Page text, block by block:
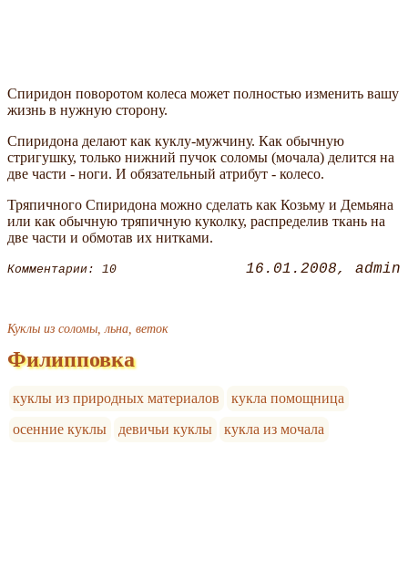
Спиридон поворотом колеса может полностью изменить вашу
жизнь в нужную сторону.
Спиридона делают как куклу-мужчину. Как обычную
стригушку, только нижний пучок соломы (мочала) делится на
две части - ноги. И обязательный атрибут - колесо.
Тряпичного Спиридона можно сделать как Козьму и Демьяна
или как обычную тряпичную куколку, распределив ткань на
две части и обмотав их нитками.
Комментарии: 10 16.01.2008 admin
Куклы из соломы, льна, веток
Филипповка
куклы из природных материалов
кукла помощница
осенние куклы
девичьи куклы кукла из мочала